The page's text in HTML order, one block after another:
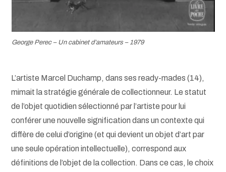
George Perec – Un cabinet d’amateurs – 1979
L’artiste Marcel Duchamp, dans ses ready-mades (14),
mimait la stratégie générale de collectionneur. Le statut
de l’objet quotidien sélectionné par l’artiste pour lui
conférer une nouvelle signification dans un contexte qui
diffère de celui d’origine (et qui devient un objet d’art par
une seule opération intellectuelle), correspond aux
définitions de l’objet de la collection. Dans ce cas, le choix